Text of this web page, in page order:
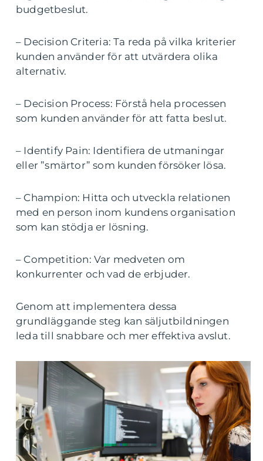
budgetbeslut.
– Decision Criteria: Ta reda på vilka kriterier
kunden använder för att utvärdera olika
alternativ.
– Decision Process: Förstå hela processen
som kunden använder för att fatta beslut.
– Identify Pain: Identifiera de utmaningar
eller ”smärtor” som kunden försöker lösa.
– Champion: Hitta och utveckla relationen
med en person inom kundens organisation
som kan stödja er lösning.
– Competition: Var medveten om
konkurrenter och vad de erbjuder.
Genom att implementera dessa
grundläggande steg kan säljutbildningen
leda till snabbare och mer effektiva avslut.